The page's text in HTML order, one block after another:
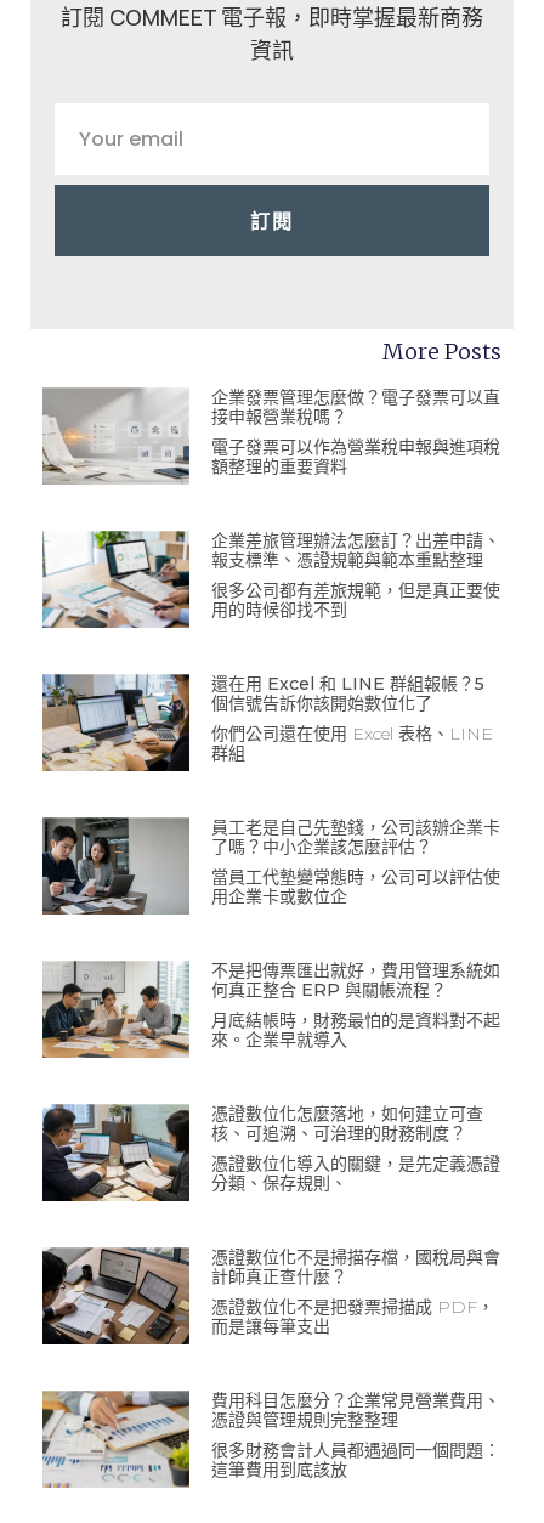
訂閱 COMMEET 電子報，即時掌握最新商務
資訊
訂閱
More Posts
企業發票管理怎麼做？電子發票可以直
接申報營業稅嗎？
電子發票可以作為營業稅申報與進項稅
額整理的重要資料
企業差旅管理辦法怎麼訂？出差申請、
報支標準、憑證規範與範本重點整理
很多公司都有差旅規範，但是真正要使
用的時候卻找不到
還在用 Excel 和 LINE 群組報帳？5
個信號告訴你該開始數位化了
你們公司還在使用 Excel 表格、LINE
群組
員工老是自己先墊錢，公司該辦企業卡
了嗎？中小企業該怎麼評估？
當員工代墊變常態時，公司可以評估使
用企業卡或數位企
不是把傳票匯出就好，費用管理系統如
何真正整合 ERP 與關帳流程？
月底結帳時，財務最怕的是資料對不起
來。企業早就導入
憑證數位化怎麼落地，如何建立可查
核、可追溯、可治理的財務制度？
憑證數位化導入的關鍵，是先定義憑證
分類、保存規則、
憑證數位化不是掃描存檔，國稅局與會
計師真正查什麼？
憑證數位化不是把發票掃描成 PDF，
而是讓每筆支出
費用科目怎麼分？企業常見營業費用、
憑證與管理規則完整整理
很多財務會計人員都遇過同一個問題：
這筆費用到底該放